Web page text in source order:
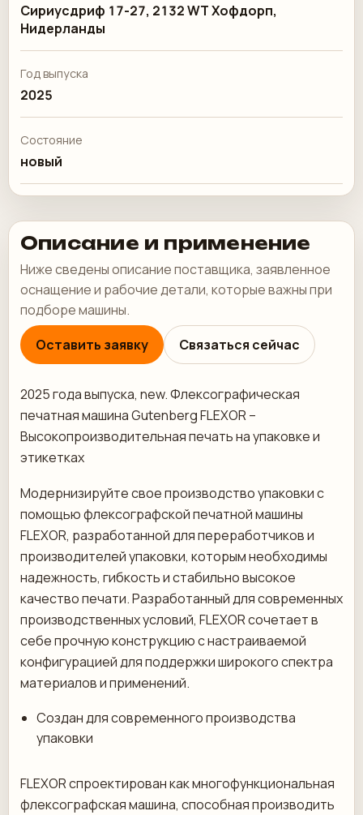
Сириусдриф 17-27, 2132 WT Хофдорп,
Нидерланды
Год выпуска
2025
Состояние
новый
Описание и применение
Ниже сведены описание поставщика, заявленное
оснащение и рабочие детали, которые важны при
подборе машины.
Оставить заявку
Связаться сейчас
2025 года выпуска, new. Флексографическая
печатная машина Gutenberg FLEXOR –
Высокопроизводительная печать на упаковке и
этикетках
Модернизируйте свое производство упаковки с
помощью флексографской печатной машины
FLEXOR, разработанной для переработчиков и
производителей упаковки, которым необходимы
надежность, гибкость и стабильно высокое
качество печати. Разработанный для современных
производственных условий, FLEXOR сочетает в
себе прочную конструкцию с настраиваемой
конфигурацией для поддержки широкого спектра
материалов и применений.
Создан для современного производства
упаковки
FLEXOR спроектирован как многофункциональная
флексографская машина, способная производить